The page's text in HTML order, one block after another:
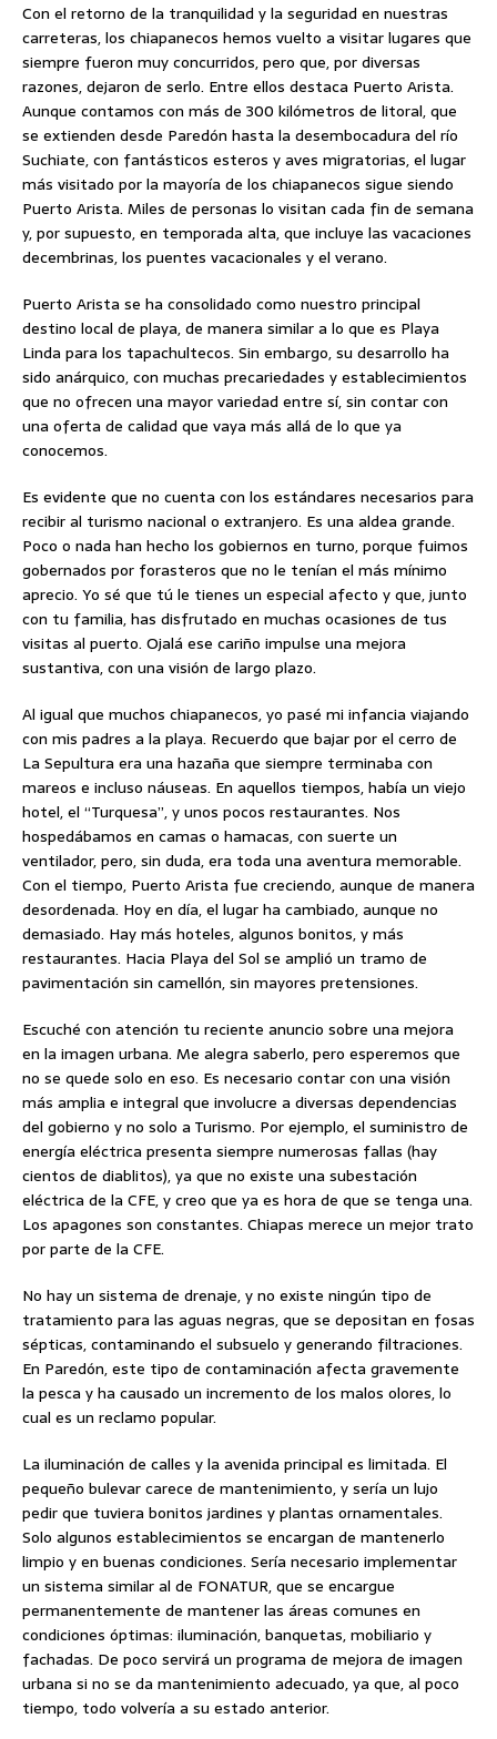
Con el retorno de la tranquilidad y la seguridad en nuestras
carreteras, los chiapanecos hemos vuelto a visitar lugares que
siempre fueron muy concurridos, pero que, por diversas
razones, dejaron de serlo. Entre ellos destaca Puerto Arista.
Aunque contamos con más de 300 kilómetros de litoral, que
se extienden desde Paredón hasta la desembocadura del río
Suchiate, con fantásticos esteros y aves migratorias, el lugar
más visitado por la mayoría de los chiapanecos sigue siendo
Puerto Arista. Miles de personas lo visitan cada fin de semana
y, por supuesto, en temporada alta, que incluye las vacaciones
decembrinas, los puentes vacacionales y el verano.
Puerto Arista se ha consolidado como nuestro principal
destino local de playa, de manera similar a lo que es Playa
Linda para los tapachultecos. Sin embargo, su desarrollo ha
sido anárquico, con muchas precariedades y establecimientos
que no ofrecen una mayor variedad entre sí, sin contar con
una oferta de calidad que vaya más allá de lo que ya
conocemos.
Es evidente que no cuenta con los estándares necesarios para
recibir al turismo nacional o extranjero. Es una aldea grande.
Poco o nada han hecho los gobiernos en turno, porque fuimos
gobernados por forasteros que no le tenían el más mínimo
aprecio. Yo sé que tú le tienes un especial afecto y que, junto
con tu familia, has disfrutado en muchas ocasiones de tus
visitas al puerto. Ojalá ese cariño impulse una mejora
sustantiva, con una visión de largo plazo.
Al igual que muchos chiapanecos, yo pasé mi infancia viajando
con mis padres a la playa. Recuerdo que bajar por el cerro de
La Sepultura era una hazaña que siempre terminaba con
mareos e incluso náuseas. En aquellos tiempos, había un viejo
hotel, el “Turquesa”, y unos pocos restaurantes. Nos
hospedábamos en camas o hamacas, con suerte un
ventilador, pero, sin duda, era toda una aventura memorable.
Con el tiempo, Puerto Arista fue creciendo, aunque de manera
desordenada. Hoy en día, el lugar ha cambiado, aunque no
demasiado. Hay más hoteles, algunos bonitos, y más
restaurantes. Hacia Playa del Sol se amplió un tramo de
pavimentación sin camellón, sin mayores pretensiones.
Escuché con atención tu reciente anuncio sobre una mejora
en la imagen urbana. Me alegra saberlo, pero esperemos que
no se quede solo en eso. Es necesario contar con una visión
más amplia e integral que involucre a diversas dependencias
del gobierno y no solo a Turismo. Por ejemplo, el suministro de
energía eléctrica presenta siempre numerosas fallas (hay
cientos de diablitos), ya que no existe una subestación
eléctrica de la CFE, y creo que ya es hora de que se tenga una.
Los apagones son constantes. Chiapas merece un mejor trato
por parte de la CFE.
No hay un sistema de drenaje, y no existe ningún tipo de
tratamiento para las aguas negras, que se depositan en fosas
sépticas, contaminando el subsuelo y generando filtraciones.
En Paredón, este tipo de contaminación afecta gravemente
la pesca y ha causado un incremento de los malos olores, lo
cual es un reclamo popular.
La iluminación de calles y la avenida principal es limitada. El
pequeño bulevar carece de mantenimiento, y sería un lujo
pedir que tuviera bonitos jardines y plantas ornamentales.
Solo algunos establecimientos se encargan de mantenerlo
limpio y en buenas condiciones. Sería necesario implementar
un sistema similar al de FONATUR, que se encargue
permanentemente de mantener las áreas comunes en
condiciones óptimas: iluminación, banquetas, mobiliario y
fachadas. De poco servirá un programa de mejora de imagen
urbana si no se da mantenimiento adecuado, ya que, al poco
tiempo, todo volvería a su estado anterior.